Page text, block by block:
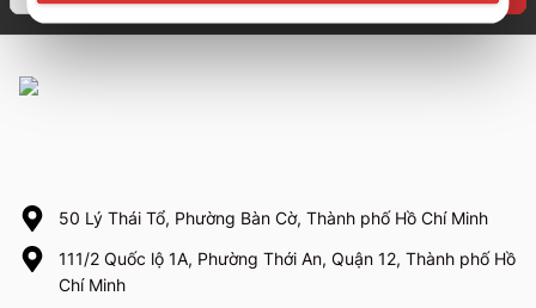
50 Lý Thái Tổ, Phường Bàn Cờ, Thành phố Hồ Chí Minh
111/2 Quốc lộ 1A, Phường Thới An, Quận 12, Thành phố Hồ
Chí Minh